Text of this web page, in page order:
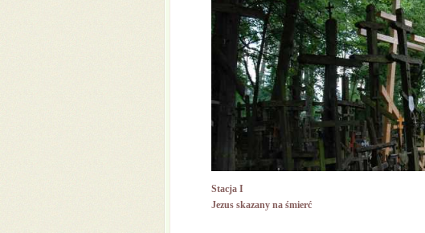
Stacja I
Jezus skazany na śmierć